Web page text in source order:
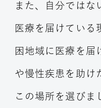
また、自分ではな
医療を届けている
困地域に医療を届
や慢性疾患を助け
この場所を選びま